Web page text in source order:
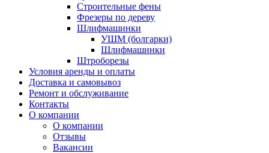
Строительные фены
Фрезеры по дереву
Шлифмашинки
УШМ (болгарки)
Шлифмашинки
Штроборезы
Условия аренды и оплаты
Доставка и самовывоз
Ремонт и обслуживание
Контакты
О компании
О компании
Отзывы
Вакансии